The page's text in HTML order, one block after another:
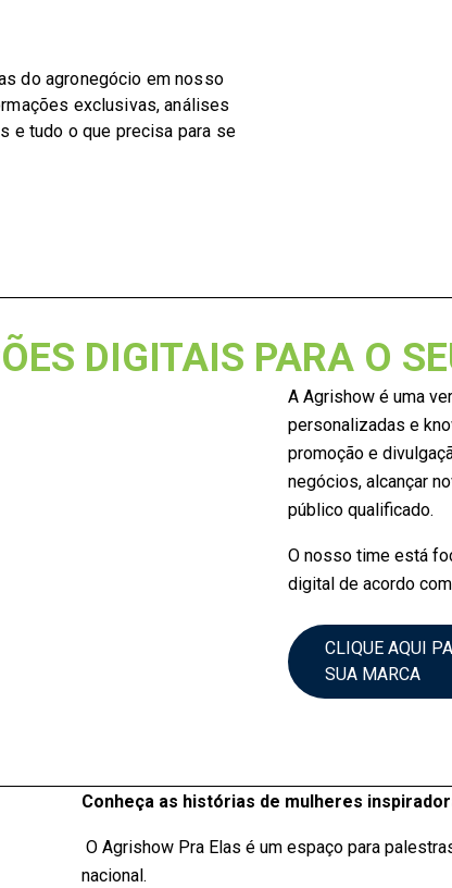
do agronegócio em nosso
exclusivas, análises
e tudo o que precisa para se
DIGITAIS PARA O
A Agrishow é uma
personalizadas e
promoção e
negócios, alcançar
público qualificado.
O nosso time está
digital de acordo
CLIQUE AQUI
SUA MARCA
Conheça as histórias de mulheres
O Agrishow Pra Elas é um espaço para
nacional.